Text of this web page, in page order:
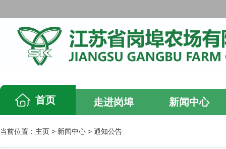
首页 走进岗埠 新闻中心
当前位置： 主页 > 新闻中心 > 通知公告